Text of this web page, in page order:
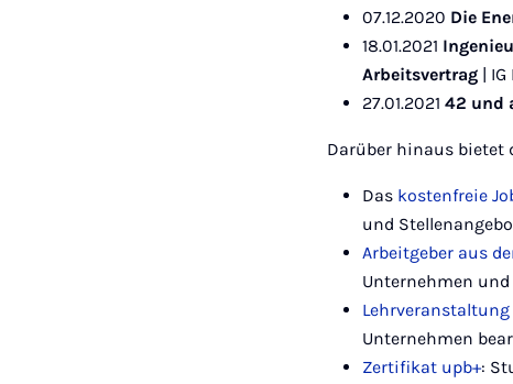
07.12.2020 Die
18.01.2021
Arbeitsvertrag |
27.01.202142 und
Darüber hinaus bietet
Das kostenfreie
und
Arbeitgeber aus
Unternehmen
Lehrveranstaltung
Unternehmen
Zertifikat upb+: